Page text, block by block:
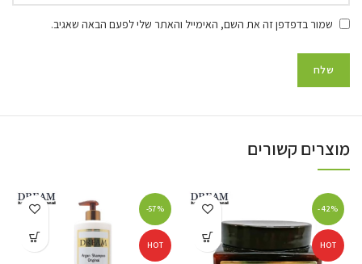
שמור בדפדפן זה את השם, האימייל והאתר שלי לפעם הבאה שאגיב.
מוצרים קשורים
-42%
HOT
-57%
HOT